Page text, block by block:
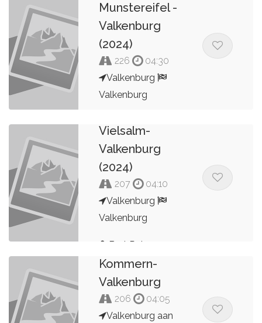
Munstereifel -
Valkenburg
(2024)
226
04:30
Valkenburg
Valkenburg
Vielsalm-
Valkenburg
(2024)
207
04:10
Valkenburg
Valkenburg
Bert Peters
Valkenburg-
Kommern-
Valkenburg
206
04:05
Valkenburg aan